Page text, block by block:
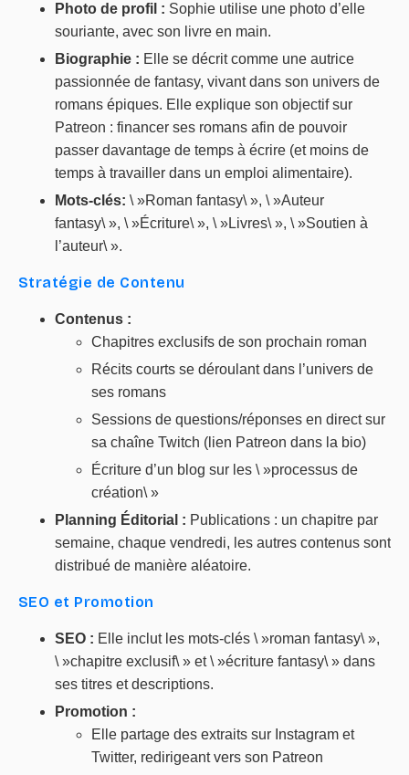
Photo de profil : Sophie utilise une photo d’elle
souriante, avec son livre en main.
Biographie : Elle se décrit comme une autrice
passionnée de fantasy, vivant dans son univers de
romans épiques. Elle explique son objectif sur
Patreon : financer ses romans afin de pouvoir
passer davantage de temps à écrire (et moins de
temps à travailler dans un emploi alimentaire).
Mots-clés: \ »Roman fantasy\ », \ »Auteur
fantasy\ », \ »Écriture\ », \ »Livres\ », \ »Soutien à
l’auteur\ ».
Stratégie de Contenu
Contenus :
Chapitres exclusifs de son prochain roman
Récits courts se déroulant dans l’univers de
ses romans
Sessions de questions/réponses en direct sur
sa chaîne Twitch (lien Patreon dans la bio)
Écriture d’un blog sur les \ »processus de
création\ »
Planning Éditorial : Publications : un chapitre par
semaine, chaque vendredi, les autres contenus sont
distribué de manière aléatoire.
SEO et Promotion
SEO : Elle inclut les mots-clés \ »roman fantasy\ »,
\ »chapitre exclusif\ » et \ »écriture fantasy\ » dans
ses titres et descriptions.
Promotion :
Elle partage des extraits sur Instagram et
Twitter, redirigeant vers son Patreon